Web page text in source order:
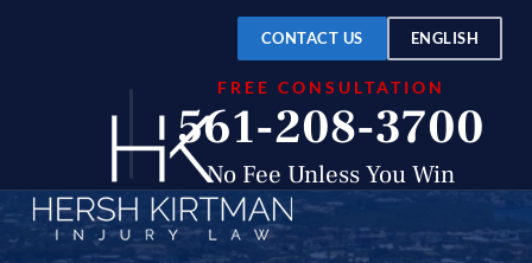
CONTACT US ENGLISH
FREE CONSULTATION
561-208-3700
No Fee Unless You Win